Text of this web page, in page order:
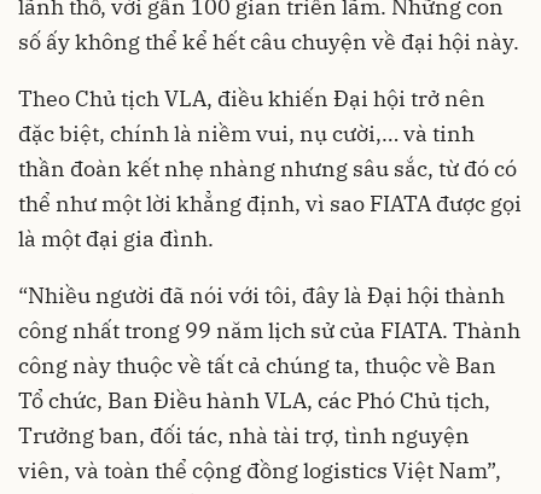
lãnh thổ, với gần 100 gian triển lãm. Những con
số ấy không thể kể hết câu chuyện về đại hội này.
Theo Chủ tịch VLA, điều khiến Đại hội trở nên
đặc biệt, chính là niềm vui, nụ cười,… và tinh
thần đoàn kết nhẹ nhàng nhưng sâu sắc, từ đó có
thể như một lời khẳng định, vì sao FIATA được gọi
là một đại gia đình.
“Nhiều người đã nói với tôi, đây là Đại hội thành
công nhất trong 99 năm lịch sử của FIATA. Thành
công này thuộc về tất cả chúng ta, thuộc về Ban
Tổ chức, Ban Điều hành VLA, các Phó Chủ tịch,
Trưởng ban, đối tác, nhà tài trợ, tình nguyện
viên, và toàn thể cộng đồng logistics Việt Nam”,